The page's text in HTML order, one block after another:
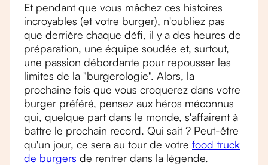
Et pendant que vous mâchez ces histoires
incroyables (et votre burger), n'oubliez pas
que derrière chaque défi, il y a des heures de
préparation, une équipe soudée et, surtout,
une passion débordante pour repousser les
limites de la "burgerologie". Alors, la
prochaine fois que vous croquerez dans votre
burger préféré, pensez aux héros méconnus
qui, quelque part dans le monde, s'affairent à
battre le prochain record. Qui sait ? Peut-être
qu'un jour, ce sera au tour de votre food truck
de burgers de rentrer dans la légende.